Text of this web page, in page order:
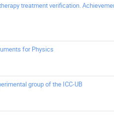
treatment verification.
for Physics
group of the ICC-UB